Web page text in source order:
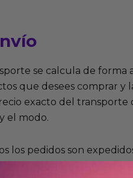
se calcula de forma
que desees comprar y
exacto del transporte
el modo.
los pedidos son
de las 13:00 horas y